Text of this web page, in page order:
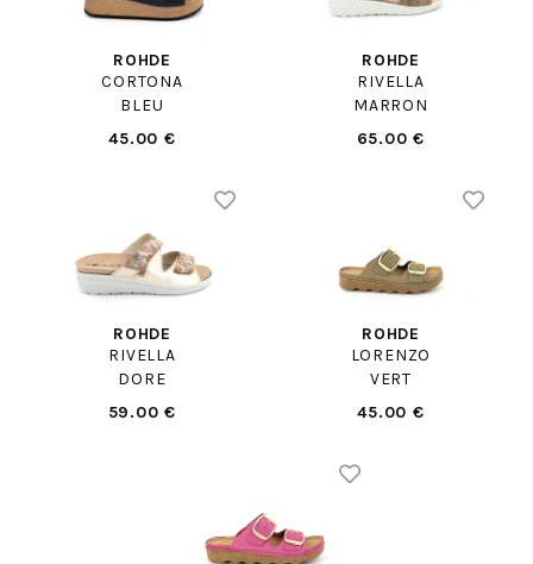
ROHDE
CORTONA
BLEU
45.00 €
ROHDE
RIVELLA
MARRON
65.00 €
ROHDE
RIVELLA
DORE
59.00 €
ROHDE
LORENZO
VERT
45.00 €